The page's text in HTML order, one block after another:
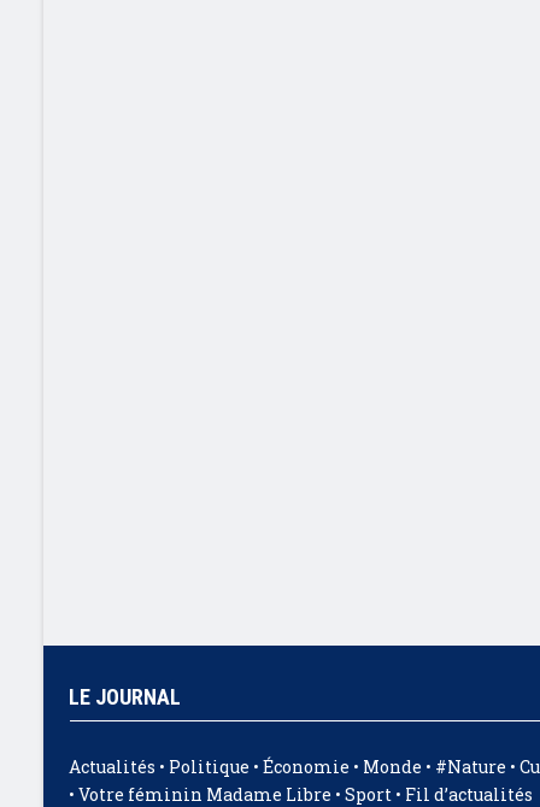
LE JOURNAL
Actualités • Politique •Économie • Monde • #Nature •
•Votre féminin Madame Libre •Sport • Fil d’actualités